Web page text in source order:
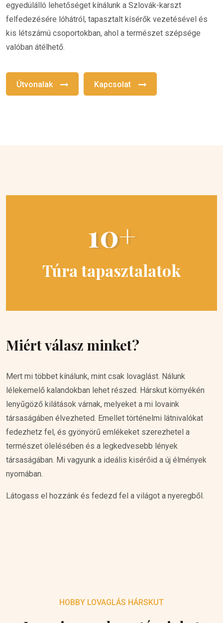
egyedülálló lehetőséget kínálunk a Szlovák-karszt
felfedezésére lóhátról, tapasztalt kísérők vezetésével és
kis létszámú csoportokban, ahol a természet szépsége
valóban átélhető.
Útvonalak Kapcsolat
10+
Túra tapasztalatok
Miért válasz minket?
Mert mi többet kínálunk, mint csak lovaglást. Nálunk
lélekemelő kalandokban lehet részed. Hárskut környékén
lenyűgöző kilátások várnak, melyeket a mi lovaink
társaságáben élvezheted. Emellet történelmi látnivalókat
fedezhetz fel, és gyönyörű emlékeket szerezhetel a
természet ölelésében és a legkedvesebb lények
társaságában. Mi vagyunk a ideális kisérőid a új élmények
nyomában.
Látogass el hozzánk és fedezd fel a világot a nyeregből.
HOBBY LOVAGLÁS HÁRSKUT